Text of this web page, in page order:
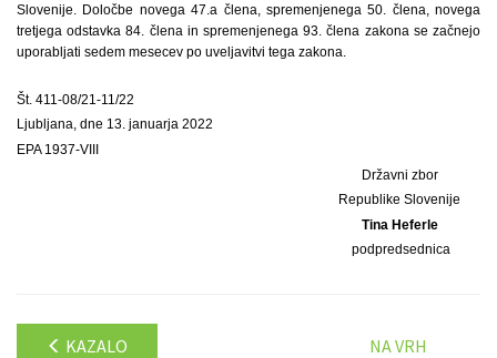
Slovenije. Določbe novega 47.a člena, spremenjenega 50. člena, novega
tretjega odstavka 84. člena in spremenjenega 93. člena zakona se začnejo
uporabljati sedem mesecev po uveljavitvi tega zakona.
Št. 411-08/21-11/22
Ljubljana, dne 13. januarja 2022
EPA 1937-VIII
Državni zbor
Republike Slovenije
Tina Heferle
podpredsednica
KAZALO NA VRH